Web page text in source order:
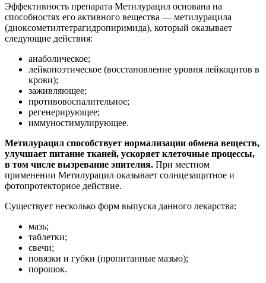
Эффективность препарата Метилурацил основана на
способностях его активного вещества — метилурацила
(диоксометилтетрагидропиримида), который оказывает
следующие действия:
анаболическое;
лейкопоэтическое (восстановление уровня лейкоцитов в
крови);
заживляющее;
противовоспалительное;
регенерирующее;
иммуностимулирующее.
Метилурацил способствует нормализации обмена веществ,
улучшает питание тканей, ускоряет клеточные процессы,
в том числе вызревание эпителия. При местном
применении Метилурацил оказывает солнцезащитное и
фотопротекторное действие.
Существует несколько форм выпуска данного лекарства:
мазь;
таблетки;
свечи;
повязки и губки (пропитанные мазью);
порошок.